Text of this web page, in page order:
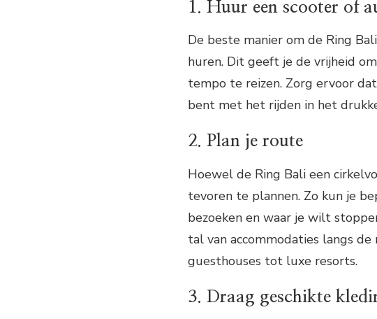
1. Huur een scooter of
De beste manier om de Ring
huren. Dit geeft je de vrijheid
tempo te reizen. Zorg ervoor
bent met het rijden in het
2. Plan je route
Hoewel de Ring Bali een
tevoren te plannen. Zo kun je
bezoeken en waar je wilt
tal van accommodaties langs
guesthouses tot luxe resorts.
3. Draag geschikte